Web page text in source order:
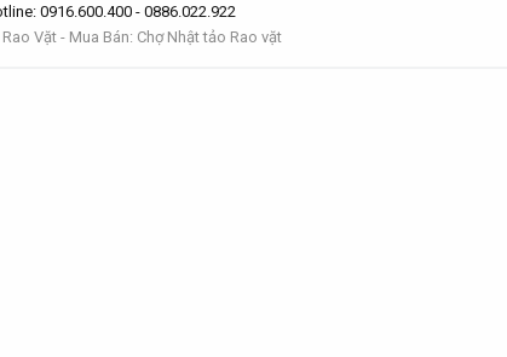
0916.600.400 - 0886.022.922
Rao Vặt - Mua Bán: Chợ Nhật tảo Rao vặt